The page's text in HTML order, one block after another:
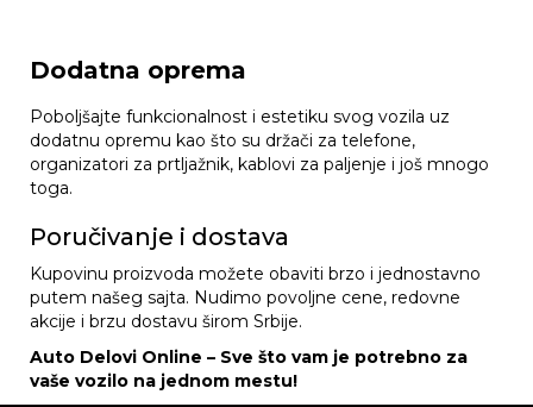
Dodatna oprema
Poboljšajte funkcionalnost i estetiku svog vozila uz
dodatnu opremu kao što su držači za telefone,
organizatori za prtljažnik, kablovi za paljenje i još mnogo
toga.
Poručivanje i dostava
Kupovinu proizvoda možete obaviti brzo i jednostavno
putem našeg sajta. Nudimo povoljne cene, redovne
akcije i brzu dostavu širom Srbije.
Auto Delovi Online – Sve što vam je potrebno za
vaše vozilo na jednom mestu!